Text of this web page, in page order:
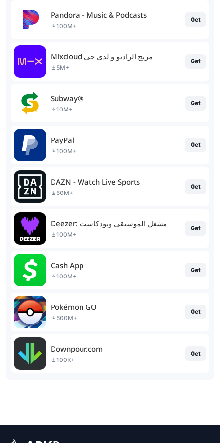
Pandora - Music & Podcasts
100M+
Get
Mixcloud مزيج الراديو والدي جي
5M+
Get
Subway®
10M+
Get
PayPal
100M+
Get
DAZN - Watch Live Sports
50M+
Get
Deezer: مشغل الموسيقى وبودكاست
100M+
Get
Cash App
100M+
Get
Pokémon GO
500M+
Get
Downpour.com
100K+
Get